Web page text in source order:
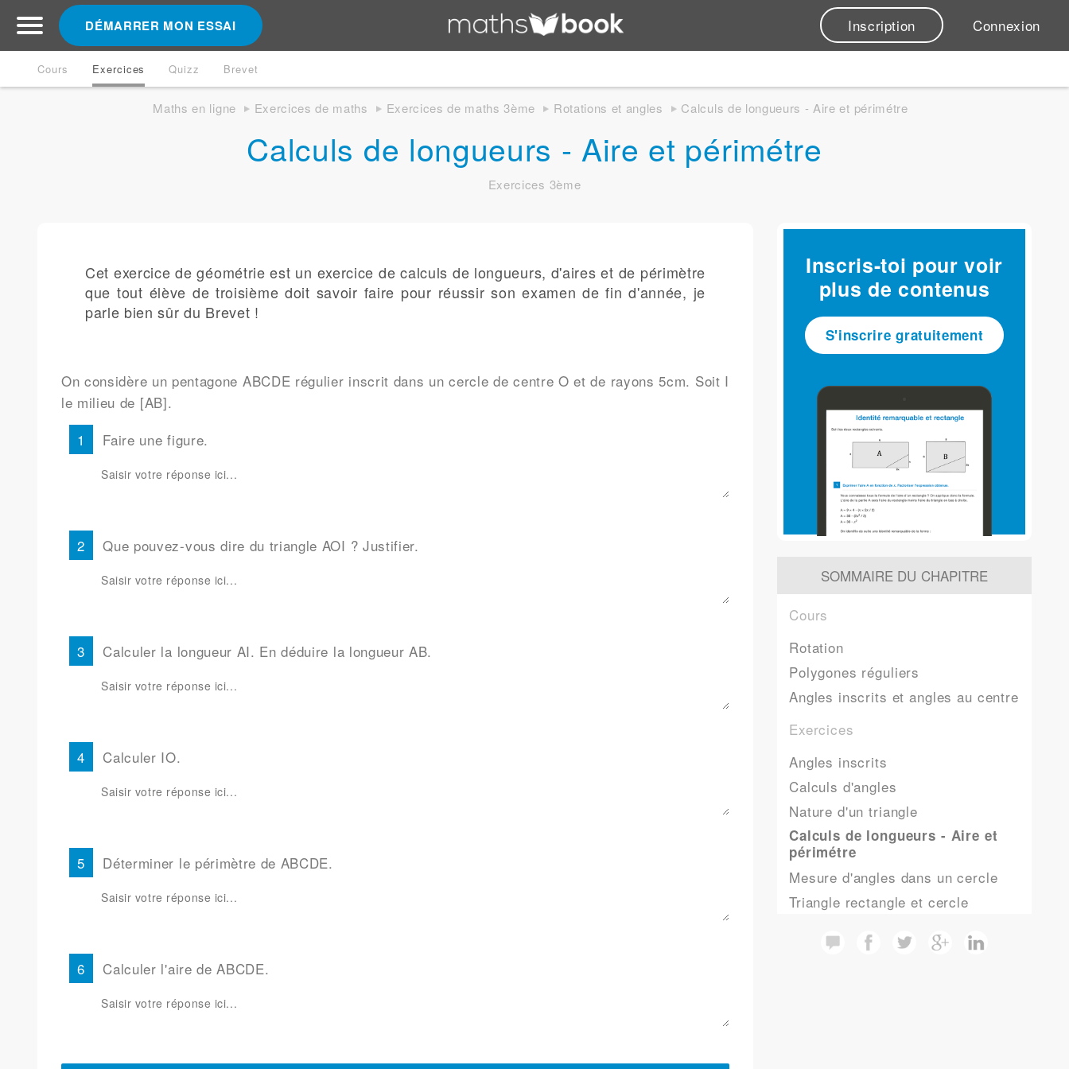
DÉMARRER MON ESSAI Inscription Connexion
Cours Exercices Quizz Brevet
Maths en ligne Exercices de maths Exercices de maths 3ème Rotations et angles Calculs de longueurs - Aire et périmétre
Calculs de longueurs - Aire et périmétre
Exercices 3ème
Inscris-toi pour voir
plus de contenus
S'inscrire gratuitement
SOMMAIRE DU CHAPITRE
Cours
Rotation
Polygones réguliers
Angles inscrits et angles au centre
Exercices
Angles inscrits
Calculs d'angles
Nature d'un triangle
Calculs de longueurs - Aire et
périmétre
Mesure d'angles dans un cercle
Triangle rectangle et cercle
Cet exercice de géométrie est un exercice de calculs de longueurs, d'aires et de périmètre
que tout élève de troisième doit savoir faire pour réussir son examen de fin d'année, je
parle bien sûr du Brevet !
On considère un pentagone ABCDE régulier inscrit dans un cercle de centre O et de rayons 5cm. Soit I
le milieu de [AB].
Faire une figure.
Que pouvez-vous dire du triangle AOI ? Justifier.
Calculer la longueur AI. En déduire la longueur AB.
Calculer IO.
Déterminer le périmètre de ABCDE.
Calculer l'aire de ABCDE.